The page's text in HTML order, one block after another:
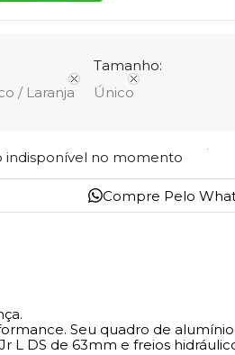
/ Laranja
Tamanho:
Único
indisponível no momento
Compre Pelo
Seu quadro de
L DS de 63mm e freios